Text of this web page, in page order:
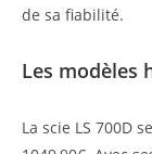
de sa fiabilité.
Les modèles
La scie LS 700D